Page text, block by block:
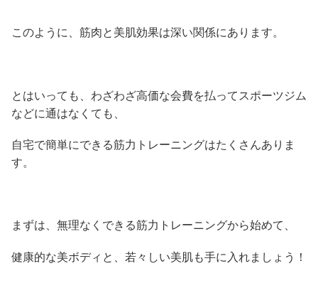
このように、筋肉と美肌効果は深い関係にあります。
とはいっても、わざわざ高価な会費を払ってスポーツジム
などに通はなくても、
自宅で簡単にできる筋力トレーニングはたくさんありま
す。
まずは、無理なくできる筋力トレーニングから始めて、
健康的な美ボディと、若々しい美肌も手に入れましょう！